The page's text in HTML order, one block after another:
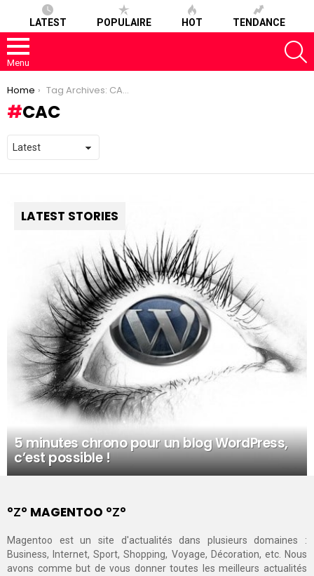
LATEST POPULAIRE HOT TENDANCE
Menu
You are here:
Home Tag Archives: CAC
CAC
LATEST STORIES
5 minutes chrono pour un blog WordPress,
c’est possible !
°Ζ° MAGENTOO °Ζ°
Magentoo est un site d'actualités dans plusieurs domaines :
Business, Internet, Sport, Shopping, Voyage, Décoration, etc. Nous
avons comme but de vous donner toutes les meilleurs actualités